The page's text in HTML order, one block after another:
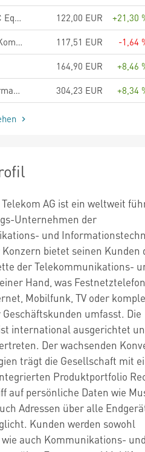
onemarkets UC Equity Sectors Fund M
122,00 EUR
+21,30
Deka-Digitale Kommunikation TF
117,51 EUR
-1,64
164,90 EUR
+8,46
ODDO BHF German Equities DR-EUR
304,23 EUR +8,34
AG ist ein weltweit
Unternehmen der
und
bietet seinen Kunden
der Telekommunikations-
Hand, was
Mobilfunk, TV oder
umfasst. Die
international ausgerichtet
Der wachsenden
trägt die Gesellschaft mit
Produktportfolio
auf persönliche Daten wie
Adressen über alle
Kunden werden sowohl
auch Kommunikations-